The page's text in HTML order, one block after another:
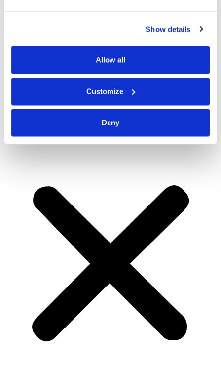
Show details
Allow all
Customize
Deny